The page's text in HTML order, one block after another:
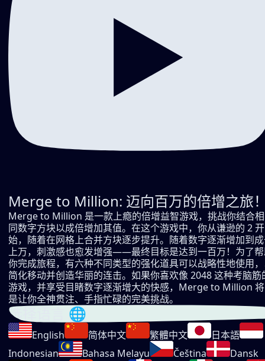
Merge to Million: 迈向百万的倍增之旅
Merge to Million 是一款上瘾的倍增益智游戏，挑战你结合相
同数字方块以成倍增加其值。在这个游戏中，你从谦逊的 2 开
始，随着在网格上合并方块逐步提升。随着数字逐渐增加到
上万，刺激感也愈发增强——最终目标是达到一百万！为了
你完成旅程，有六种不同类型的强化道具可以战略性地使用
简化移动并创造华丽的连击。如果你喜欢像 2048 这种考脑筋
游戏，并享受目睹数字逐渐增大的快感，Merge to Million 将
是让你全神贯注、手指忙碌的完美挑战。
选择语言 🌐
English 简体中文 繁體中文
日本語
Indonesian
Bahasa Melayu Čeština
Dansk